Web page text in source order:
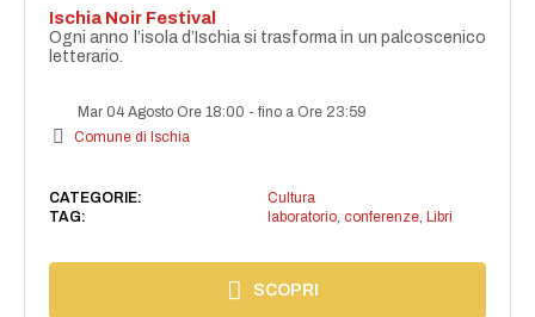
Ischia Noir Festival
Ogni anno l’isola d’Ischia si trasforma in un palcoscenico
letterario.
Mar 04 Agosto Ore 18:00 -fino a Ore 23:59
Comune di Ischia
CATEGORIE:
Cultura
TAG:
laboratorio, conferenze, Libri
SCOPRI